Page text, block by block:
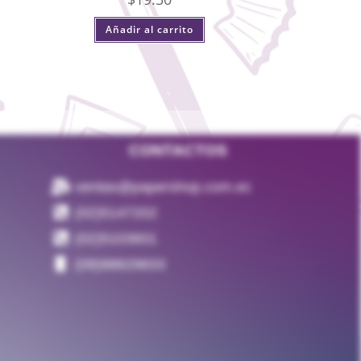
Añadir al carrito
CONTACTOS
ventas@papershop.com.ec
(02)5147202
(02)5103601
(09)98829833